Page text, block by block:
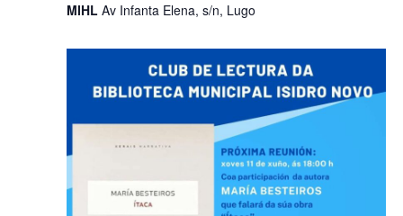
MIHL Av Infanta Elena, s/n, Lugo